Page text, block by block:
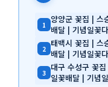
1 양양군 꽃집 | 스
배달 | 기념일꽃
2 태백시 꽃집 | 스
배달 | 기념일꽃
3 대구 수성구 꽃
일꽃배달 | 기념